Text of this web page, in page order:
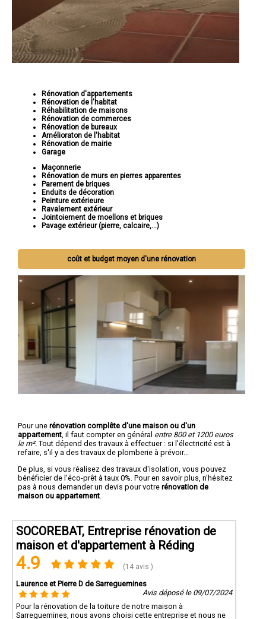
Rénovation d'appartements
Rénovation de l'habitat
Réhabilitation de maisons
Rénovation de commerces
Rénovation de bureaux
Amélioraton de l'habitat
Rénovation de mairie
Garage
Maçonnerie
Rénovation de murs en pierres apparentes
Parement de briques
Enduits de décoration
Peinture extérieure
Ravalement extérieur
Jointoiement de moellons et briques
Pavage extérieur (pierre, calcaire,...)
coût et budget moyen d'une rénovation
Pour une rénovation complête d'une maison ou d'un
appartement , il faut compter en général entre 800 et 1200 euros
le m². Tout dépend des travaux à effectuer : si l'électricité est à
refaire, s'il y a des travaux de plomberie à prévoir...
De plus, si vous réalisez des travaux d'isolation, vous pouvez
bénéficier de l'éco-prêt à taux 0%. Pour en savoir plus, n'hésitez
pas à nous demander un devis pour votre rénovation de
maison ou appartement
SOCOREBAT, Entreprise rénovation de
maison et d'appartement à Réding
4.9 (14 avis )
Laurence et Pierre D de Sarreguemines
Avis déposé le 09/07/2024
Pour la rénovation de la toiture de notre maison à
Sarreguemines, nous avons choisi cette entreprise et nous ne